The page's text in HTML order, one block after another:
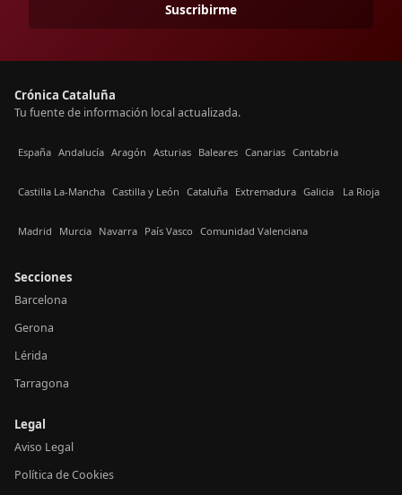
Suscribirme
Crónica Cataluña
Tu fuente de información local actualizada.
España Andalucía Aragón Asturias Baleares Canarias Cantabria
Castilla La-Mancha Castilla y León Cataluña Extremadura Galicia La Rioja
Madrid Murcia Navarra País Vasco Comunidad Valenciana
Secciones
Barcelona
Gerona
Lérida
Tarragona
Legal
Aviso Legal
Política de Cookies